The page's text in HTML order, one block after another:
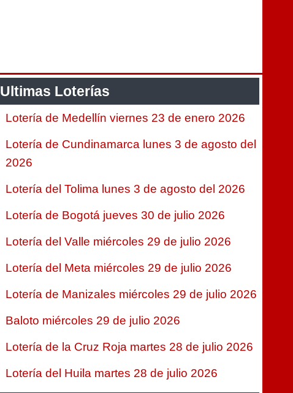
Ultimas Loterías
Lotería de Medellín viernes 23 de enero 2026
Lotería de Cundinamarca lunes 3 de agosto del
2026
Lotería del Tolima lunes 3 de agosto del 2026
Lotería de Bogotá jueves 30 de julio 2026
Lotería del Valle miércoles 29 de julio 2026
Lotería del Meta miércoles 29 de julio 2026
Lotería de Manizales miércoles 29 de julio 2026
Baloto miércoles 29 de julio 2026
Lotería de la Cruz Roja martes 28 de julio 2026
Lotería del Huila martes 28 de julio 2026